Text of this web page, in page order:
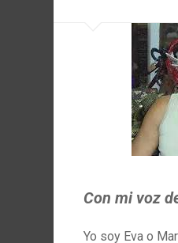
Con mi voz
Yo soy Eva o